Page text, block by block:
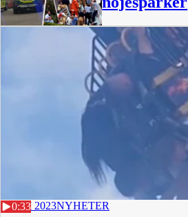
0:33
5 JULI 2023NYHETER